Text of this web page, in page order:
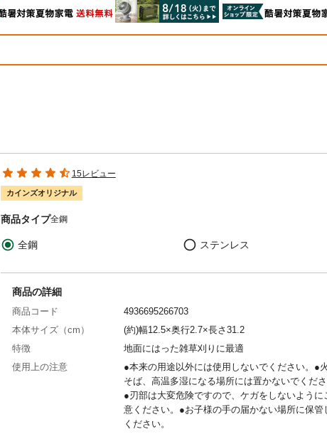
15レビュー
カインズオリジナル
商品タイプ全鋼
全鋼 ステンレス
商品の詳細
商品コード
4936695266703
本体サイズ（cm）
(約)幅12.5×奥行2.7×長さ31.2
特徴
地面にはった雑草刈りに最適
使用上の注意
●本来の用途以外には使用しないでください。●
そば、高温多湿になる場所には置かないでくださ
●刃部は大変危険ですので、ケガをしないように
意ください。●お子様の手の届かない場所に保管
ください。